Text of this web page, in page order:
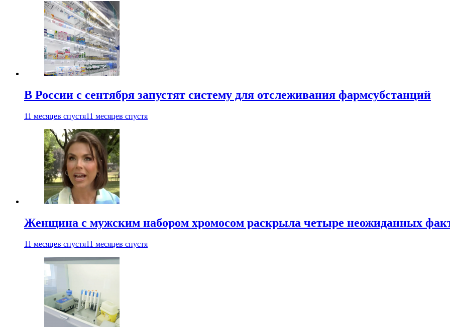
В России с сентября запустят систему для отслеживания фармсубстанций
11 месяцев спустя11 месяцев спустя
Женщина с мужским набором хромосом раскрыла четыре неожиданных
11 месяцев спустя11 месяцев спустя